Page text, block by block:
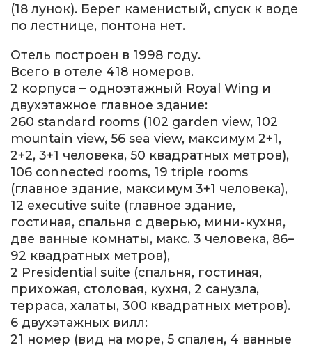
(18 лунок). Берег каменистый, спуск к воде
по лестнице, понтона нет.
Отель построен в 1998 году.
Всего в отеле 418 номеров.
2 корпуса – одноэтажный Royal Wing и
двухэтажное главное здание:
260 standard rooms (102 garden view, 102
mountain view, 56 sea view, максимум 2+1,
2+2, 3+1 человека, 50 квадратных метров),
106 connected rooms, 19 triple rooms
(главное здание, максимум 3+1 человека),
12 executive suite (главное здание,
гостиная, спальня с дверью, мини-кухня,
две ванные комнаты, макс. 3 человека, 86–
92 квадратных метров),
2 Presidential suite (спальня, гостиная,
прихожая, столовая, кухня, 2 санузла,
терраса, халаты, 300 квадратных метров).
6 двухэтажных вилл:
21 номер (вид на море, 5 спален, 4 ванные